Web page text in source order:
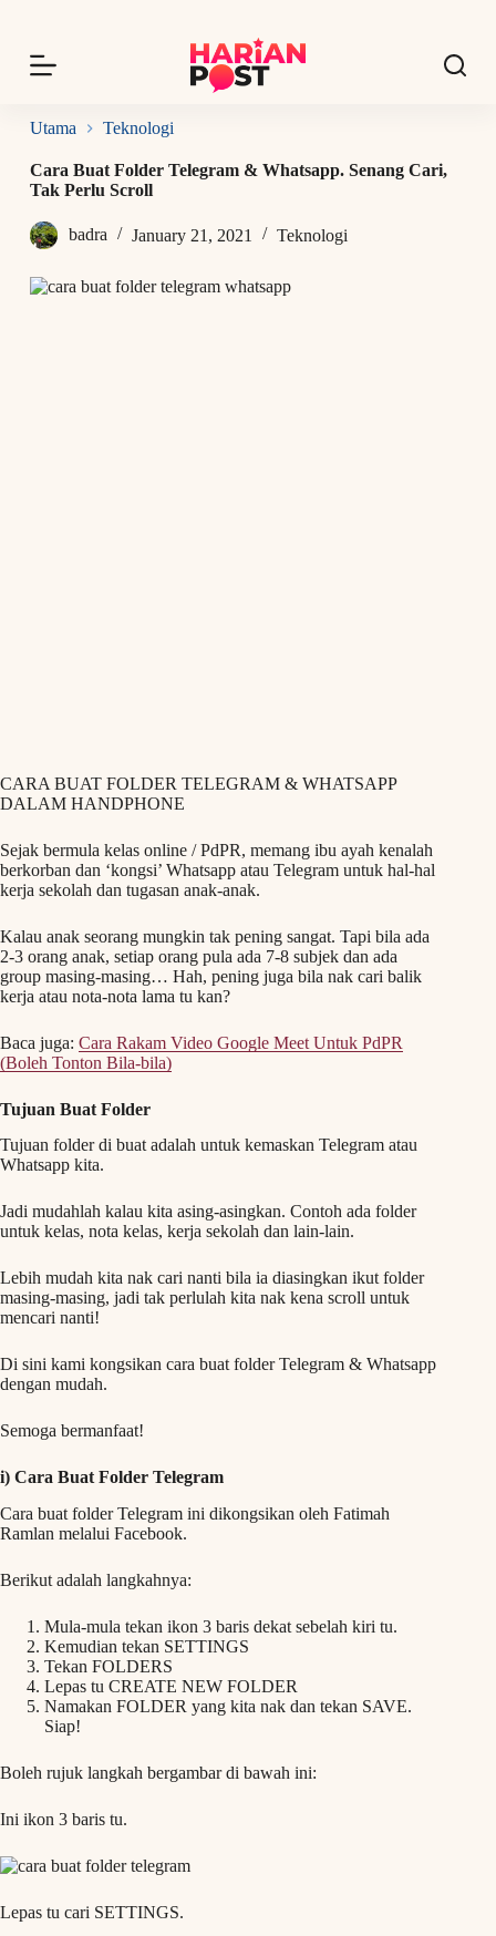
p
o
n
n
Utama Teknologi
Cara Buat Folder Telegram & Whatsapp. Senang Cari,
Tak Perlu Scroll
badra January 21, 2021 Teknologi
CARA BUAT FOLDER TELEGRAM & WHATSAPP
DALAM HANDPHONE
Sejak bermula kelas online / PdPR, memang ibu ayah kenalah
berkorban dan ‘kongsi’ Whatsapp atau Telegram untuk hal-hal
kerja sekolah dan tugasan anak-anak.
Kalau anak seorang mungkin tak pening sangat. Tapi bila ada
2-3 orang anak, setiap orang pula ada 7-8 subjek dan ada
group masing-masing… Hah, pening juga bila nak cari balik
kerja atau nota-nota lama tu kan?
Baca juga: Cara Rakam Video Google Meet Untuk PdPR
(Boleh Tonton Bila-bila)
Tujuan Buat Folder
Tujuan folder di buat adalah untuk kemaskan Telegram atau
Whatsapp kita.
Jadi mudahlah kalau kita asing-asingkan. Contoh ada folder
untuk kelas, nota kelas, kerja sekolah dan lain-lain.
Lebih mudah kita nak cari nanti bila ia diasingkan ikut folder
masing-masing, jadi tak perlulah kita nak kena scroll untuk
mencari nanti!
Di sini kami kongsikan cara buat folder Telegram & Whatsapp
dengan mudah.
Semoga bermanfaat!
i) Cara Buat Folder Telegram
Cara buat folder Telegram ini dikongsikan oleh Fatimah
Ramlan melalui Facebook.
Berikut adalah langkahnya:
Mula-mula tekan ikon 3 baris dekat sebelah kiri tu.
Kemudian tekan SETTINGS
Tekan FOLDERS
Lepas tu CREATE NEW FOLDER
Namakan FOLDER yang kita nak dan tekan SAVE.
Siap!
Boleh rujuk langkah bergambar di bawah ini:
Ini ikon 3 baris tu.
Lepas tu cari SETTINGS.